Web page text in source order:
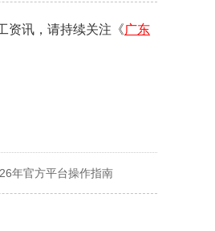
资讯，请持续关注《广东
年官方平台操作指南